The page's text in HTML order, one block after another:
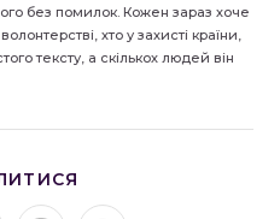
без помилок. Кожен зараз хоче
хто у захисті країни,
тексту, а скількох людей він
ЦИМ